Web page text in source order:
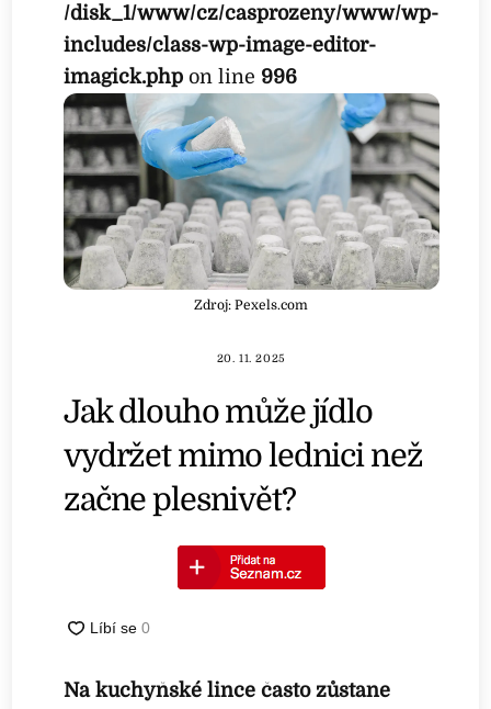
/disk_1/www/cz/casprozeny/www/wp-
includes/class-wp-image-editor-
imagick.php on line 996
Zdroj: Pexels.com
20. 11. 2025
Jak dlouho může jídlo
vydržet mimo lednici než
začne plesnivět?
Na kuchyňské lince často zůstane